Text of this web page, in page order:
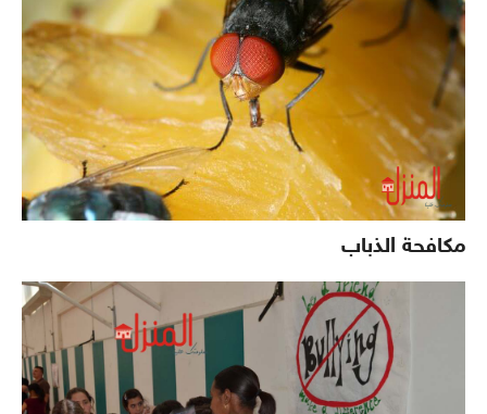
مكافحة الذباب